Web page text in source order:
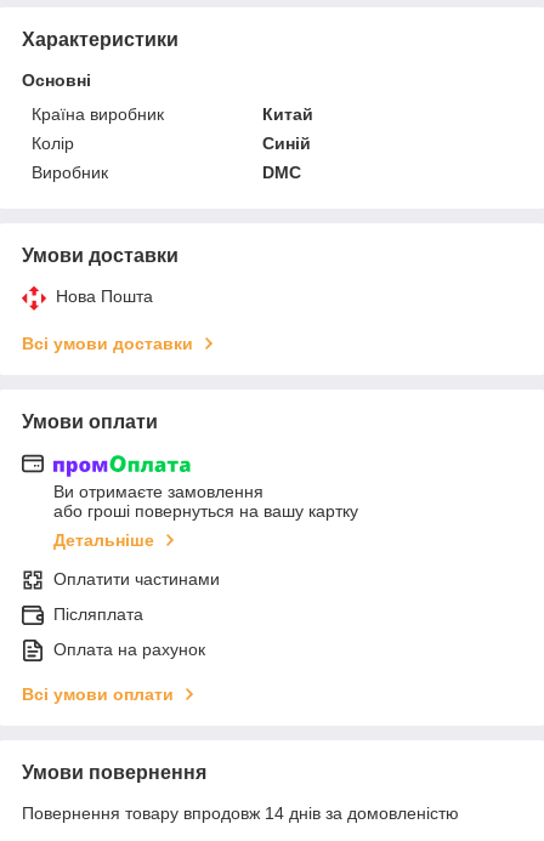
Характеристики
Основні
Країна виробник
Китай
Колір
Синій
Виробник
DMC
Умови доставки
Нова Пошта
Всі умови доставки
Умови оплати
Ви отримаєте замовлення
або гроші повернуться на вашу картку
Детальніше
Оплатити частинами
Післяплата
Оплата на рахунок
Всі умови оплати
Умови повернення
Повернення товару впродовж 14 днів за домовленістю